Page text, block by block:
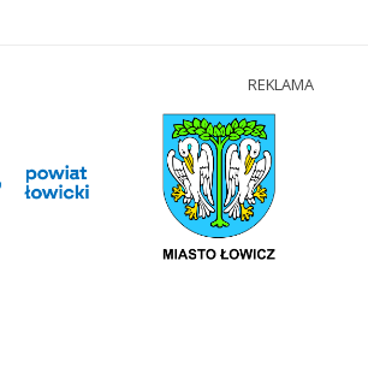
REKLAMA